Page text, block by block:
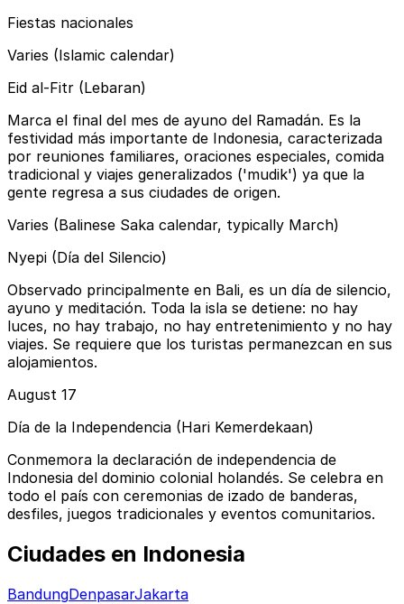
Fiestas nacionales
Varies (Islamic calendar)
Eid al-Fitr (Lebaran)
Marca el final del mes de ayuno del Ramadán. Es la
festividad más importante de Indonesia, caracterizada
por reuniones familiares, oraciones especiales, comida
tradicional y viajes generalizados ('mudik') ya que la
gente regresa a sus ciudades de origen.
Varies (Balinese Saka calendar, typically March)
Nyepi (Día del Silencio)
Observado principalmente en Bali, es un día de silencio,
ayuno y meditación. Toda la isla se detiene: no hay
luces, no hay trabajo, no hay entretenimiento y no hay
viajes. Se requiere que los turistas permanezcan en sus
alojamientos.
August 17
Día de la Independencia (Hari Kemerdekaan)
Conmemora la declaración de independencia de
Indonesia del dominio colonial holandés. Se celebra en
todo el país con ceremonias de izado de banderas,
desfiles, juegos tradicionales y eventos comunitarios.
Ciudades en Indonesia
BandungDenpasarJakarta